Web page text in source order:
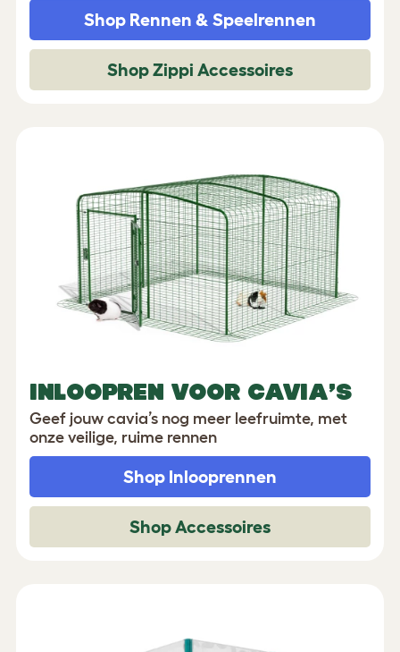
Shop Rennen & Speelrennen
Shop Zippi Accessoires
INLOOPREN VOOR CAVIA’S
Geef jouw cavia’s nog meer leefruimte, met
onze veilige, ruime rennen
Shop Inlooprennen
Shop Accessoires